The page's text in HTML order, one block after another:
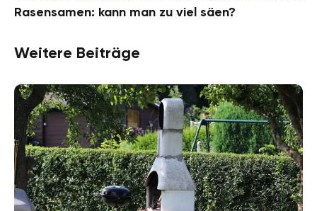
Rasensamen: kann man zu viel säen?
Weitere Beiträge